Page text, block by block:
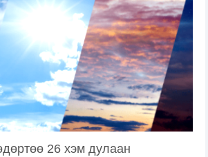
26 хэм дулаан